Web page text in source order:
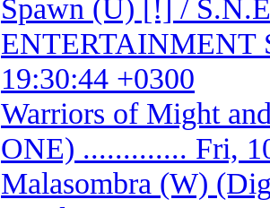
Spawn (U) [!] /
ENTERTAINMENT
19:30:44 +0300
Warriors of Might
ONE) ............. Fri,
Malasombra (W)